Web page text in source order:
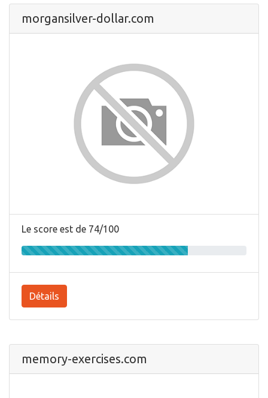
morgansilver-dollar.com
Le score est de 74/100
Détails
memory-exercises.com